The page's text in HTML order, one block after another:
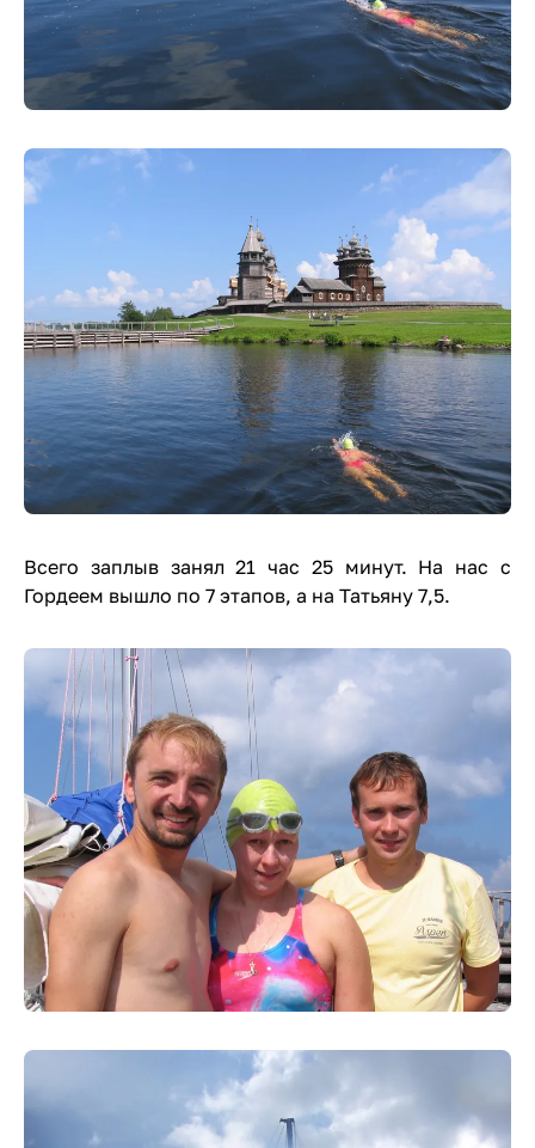
Всего заплыв занял 21 час 25 минут. На нас с
Гордеем вышло по 7 этапов, а на Татьяну 7,5.